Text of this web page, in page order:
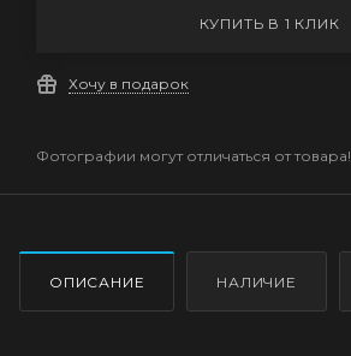
КУПИТЬ В 1 КЛИК
Хочу в подарок
Фотографии могут отличаться от товара!
ОПИСАНИЕ НАЛИЧИЕ